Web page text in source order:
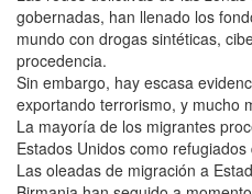
gobernadas, han llenado los
mundo con drogas sintéticas,
procedencia.
Sin embargo, hay escasa
exportando terrorismo, y mucho
La mayoría de los migrantes
Estados Unidos como
Las oleadas de migración a